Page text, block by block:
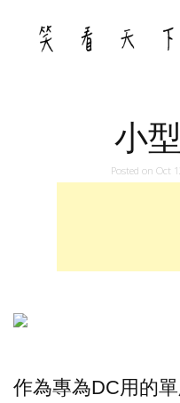
content
小
Posted on Oct
作為專為DC用的